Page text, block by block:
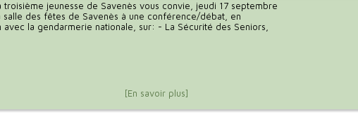
troisième jeunesse de Savenès vous convie, jeudi 17 septembre
salle des fêtes de Savenès à une conférence/débat, en
avec la gendarmerie nationale, sur: - La Sécurité des Seniors,
[En savoir plus]